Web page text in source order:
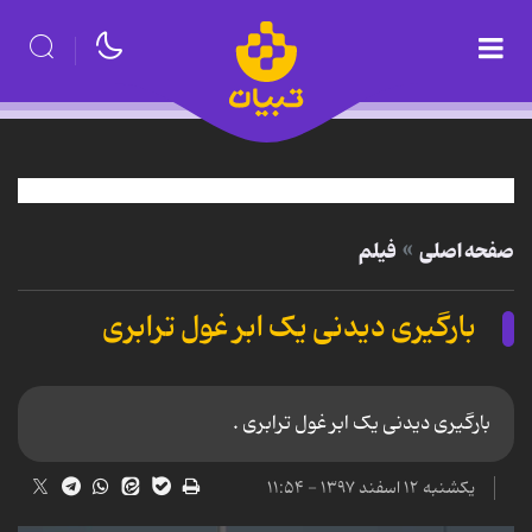
صفحه اصلی فیلم
بارگیری دیدنی یک ابر غول ترابری
بارگیری دیدنی یک ابر غول ترابری .
یکشنبه ۱۲ اسفند ۱۳۹۷ - ۱۱:۵۴